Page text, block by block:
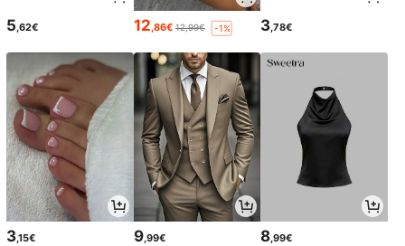
5,62€ 12,86€ 12,99€ -1% 3,78€
3,15€ 9,99€ 8 ,99€